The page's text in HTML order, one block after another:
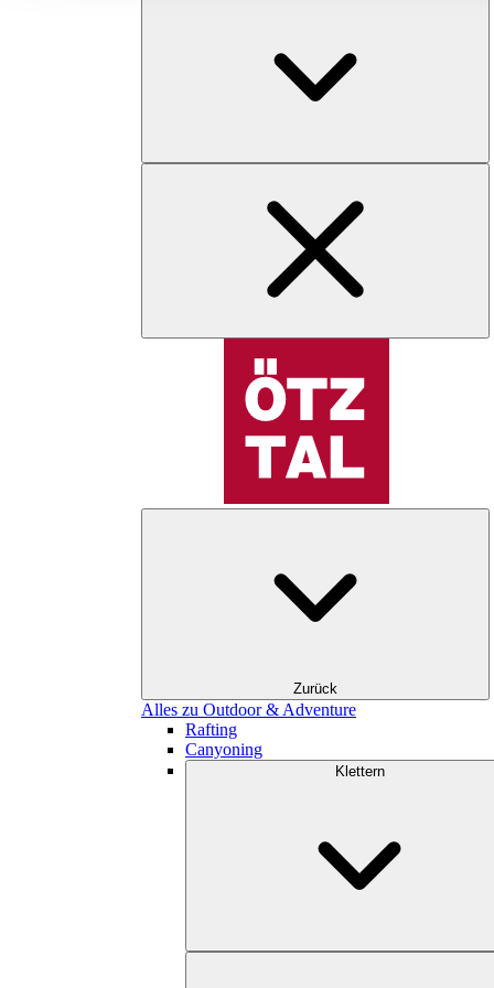
Zurück
Alles zu Outdoor & Adventure
Rafting
Canyoning
Klettern